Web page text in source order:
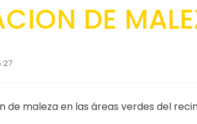
DE
de maleza en las áreas verdes del